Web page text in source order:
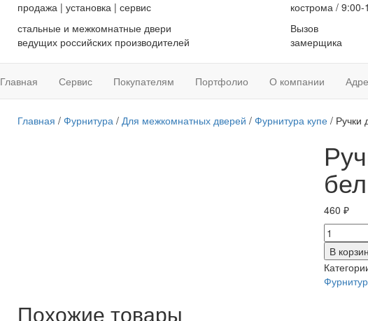
продажа | установка | сервис
стальные и межкомнатные двери
ведущих российских производителей
кострома / 9:00-
Вызов
замерщика
Главная Сервис Покупателям Портфолио О компании
Главная / Фурнитура/ Для межкомнатных дверей / Фурнитура купе/ Ручки
460₽
товара
Ручки
для
купе
В
Похожие товары